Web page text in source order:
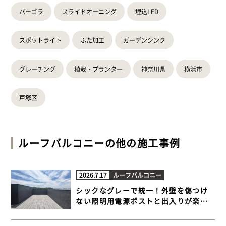
パーゴラ スライドオーニング 埋込LED
スポットライト ふた加工 ガーデンシンク
グレーチング 植栽・プランター 神奈川県 横浜市
戸塚区
ルーフバルコニーの他の施工事例
2026.7.17 ルーフバルコニー
シックなグレーで統一！外壁を傷つけ
ない照明用電源ポストと出入りが楽に
区 一戸建て屋上 樹脂木デッキ】